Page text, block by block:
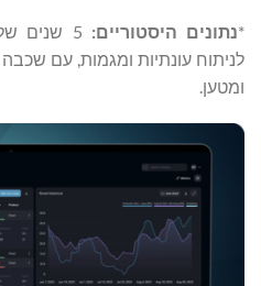
*נתונים היסטוריים:
5 שנים
לניתוח עונתיות ומגמות, עם
ומטען.